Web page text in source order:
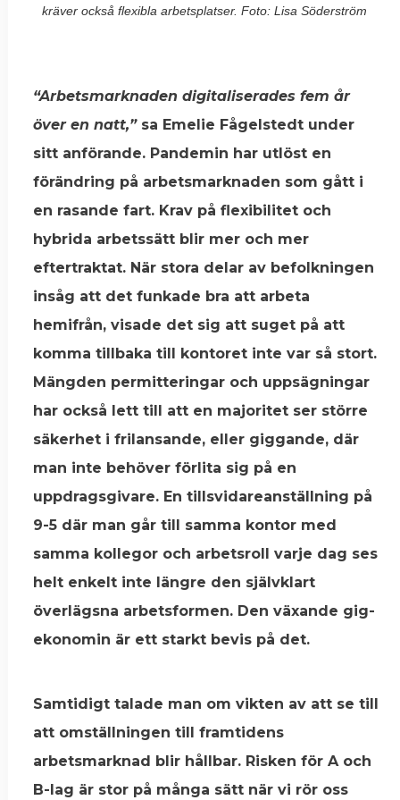
kräver också flexibla arbetsplatser. Foto: Lisa Söderström
“Arbetsmarknaden digitaliserades fem år
över en natt,”sa Emelie Fågelstedt under
sitt anförande. Pandemin har utlöst en
förändring på arbetsmarknaden som gått i
en rasande fart. Krav på flexibilitet och
hybrida arbetssätt blir mer och mer
eftertraktat. När stora delar av befolkningen
insåg att det funkade bra att arbeta
hemifrån, visade det sig att suget på att
komma tillbaka till kontoret inte var så stort.
Mängden permitteringar och uppsägningar
har också lett till att en majoritet ser större
säkerhet i frilansande, eller giggande, där
man inte behöver förlita sig på en
uppdragsgivare. En tillsvidareanställning på
9-5 där man går till samma kontor med
samma kollegor och arbetsroll varje dag ses
helt enkelt inte längre den självklart
överlägsna arbetsformen. Den växande gig-
ekonomin är ett starkt bevis på det.
Samtidigt talade man om vikten av att se till
att omställningen till framtidens
arbetsmarknad blir hållbar. Risken för A och
B-lag är stor på många sätt när vi rör oss